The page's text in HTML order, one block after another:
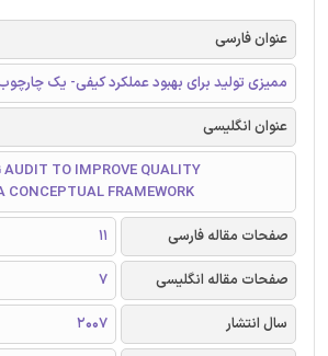
عنوان فارسی
ممیزی تولید برای بهبود عملکرد کیفی- یک
عنوان انگلیسی
TO IMPROVE QUALITY
CONCEPTUAL FRAMEWORK
صفحات مقاله فارسی
11
صفحات مقاله انگلیسی
7
سال انتشار
2007